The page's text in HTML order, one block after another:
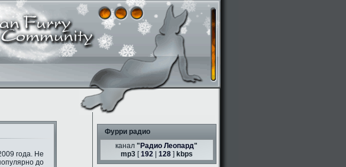
года. Не
до
Фурри радио
канал " Радио Леопард"
mp3[192| 128] kbps